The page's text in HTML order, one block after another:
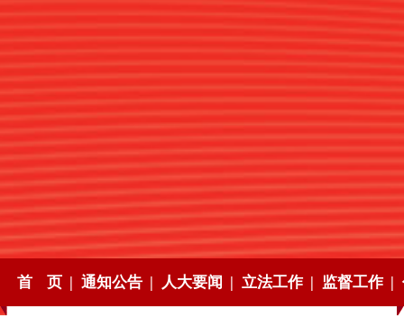
首 页 | 通知公告 | 人大要闻 | 立法工作 | 监督工作 |